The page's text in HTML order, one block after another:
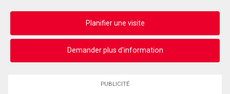
Planifier une visite
Demander plus d'information
PUBLICITÉ